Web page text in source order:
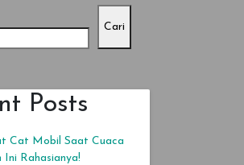
Cari
Posts
Cat Mobil Saat Cuaca
Ini Rahasianya!